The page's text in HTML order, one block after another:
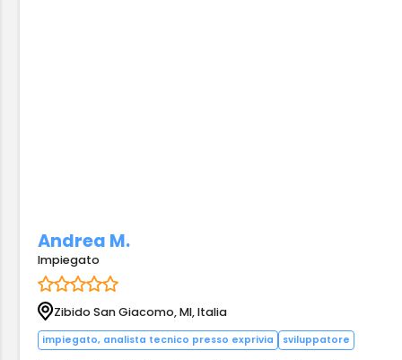
Andrea M.
Impiegato
Zibido San Giacomo, MI, Italia
impiegato, analista tecnico presso exprivia sviluppatore